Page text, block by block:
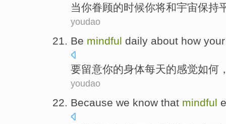
当你眷顾的时候你将和宇宙保持
youdao
Be mindful daily about how your
要留意你的身体每天的感觉如何
youdao
Because we know that mindful